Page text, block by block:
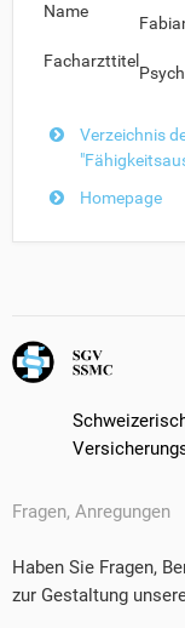
Name
Facharzttitel
Verzeichnis
Homepage
Fragen, Anregungen
Haben Sie Fragen,
zur Gestaltung